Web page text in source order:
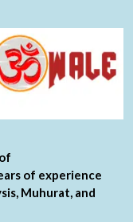
of experience
Muhurat, and